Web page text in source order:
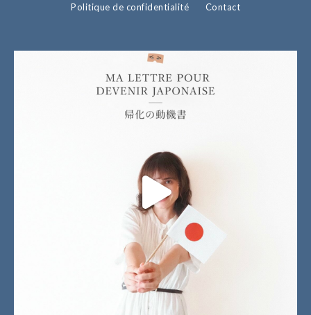
Politique de confidentialité
Contact